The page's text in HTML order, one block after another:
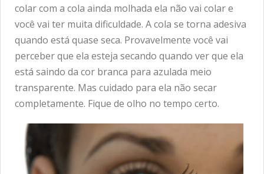
colar com a cola ainda molhada ela não vai colar e
você vai ter muita dificuldade. A cola se torna adesiva
quando está quase seca. Provavelmente você vai
perceber que ela esteja secando quando ver que ela
está saindo da cor branca para azulada meio
transparente. Mas cuidado para ela não secar
completamente. Fique de olho no tempo certo.